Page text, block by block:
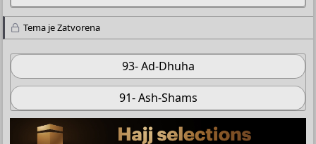
Tema je Zatvorena
93- Ad-Dhuha
91- Ash-Shams